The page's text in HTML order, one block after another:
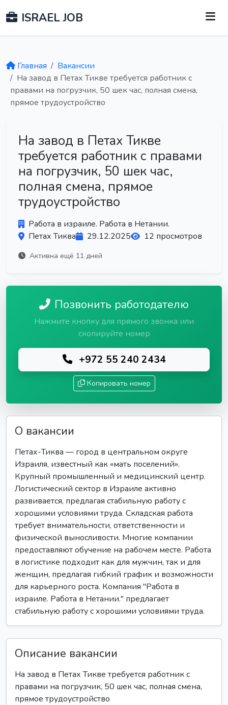
ISRAEL JOB
Главная
Вакансии
На завод в Петах Тикве требуется работник с
правами на погрузчик, 50 шек час, полная смена,
прямое трудоустройство
На завод в Петах Тикве
требуется работник с правами
на погрузчик, 50 шек час,
полная смена, прямое
трудоустройство
Работа в израиле. Работа в Нетании.
Петах Тиква
29.12.2025 12 просмотров
Активна ещё 11 дней
Позвонить работодателю
Нажмите кнопку для прямого звонка или
скопируйте номер
+972 55 240 2434
Копировать номер
О вакансии
Петах-Тиква — город в центральном округе
Израиля, известный как «мать поселений».
Крупный промышленный и медицинский центр.
Логистический сектор в Израиле активно
развивается, предлагая стабильную работу с
хорошими условиями труда. Складская работа
требует внимательности, ответственности и
физической выносливости. Многие компании
предоставляют обучение на рабочем месте. Работа
в логистике подходит как для мужчин, так и для
женщин, предлагая гибкий график и возможности
для карьерного роста. Компания "Работа в
израиле. Работа в Нетании." предлагает
стабильную работу с хорошими условиями труда.
Описание вакансии
На завод в Петах Тикве требуется работник с
правами на погрузчик, 50 шек час, полная смена,
прямое трудоустройство